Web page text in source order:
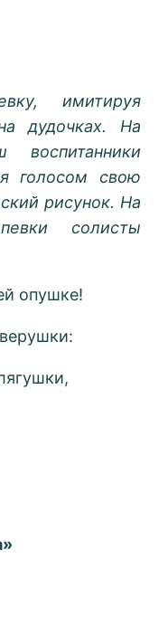
имитируя
дудочках. На
воспитанники
голосом свою
рисунок. На
солисты
опушке!